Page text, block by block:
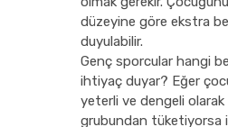
düzeyine göre ekstra
duyulabilir.
Genç sporcular hangi
ihtiyaç duyar? Eğer
yeterli ve dengeli olarak
grubundan tüketiyorsa